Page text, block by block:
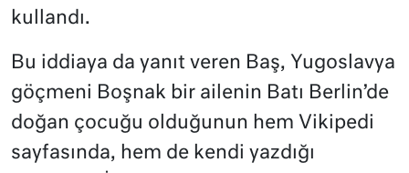
kullandı.
Bu iddiaya da yanıt veren Baş, Yugoslavya
göçmeni Boşnak bir ailenin Batı Berlin’de
doğan çocuğu olduğunun hem Vikipedi
sayfasında, hem de kendi yazdığı